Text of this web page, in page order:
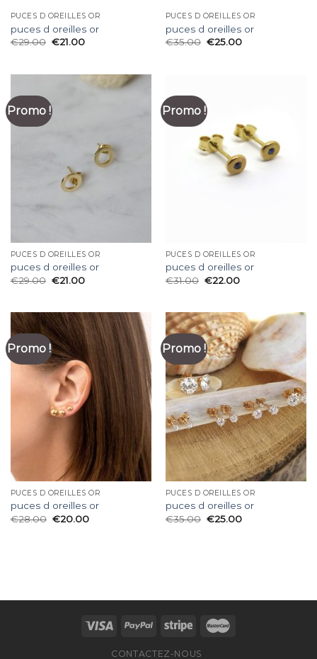
PUCES D OREILLES OR
puces d oreilles or
€29.00 €21.00
PUCES D OREILLES OR
puces d oreilles or
€35.00 €25.00
Promo !
PUCES D OREILLES OR
puces d oreilles or
€29.00 €21.00
Promo !
PUCES D OREILLES OR
puces d oreilles or
€31.00 €22.00
Promo !
PUCES D OREILLES OR
puces d oreilles or
€28.00 €20.00
Promo !
PUCES D OREILLES OR
puces d oreilles or
€35.00 €25.00
CONTACTEZ-NOUS